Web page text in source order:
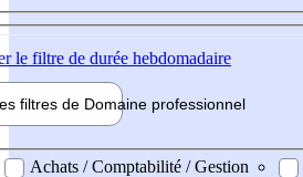
le filtre de durée hebdomadaire
filtres de Domaine professionnel
professionel
Achats / Comptabilité / Gestion